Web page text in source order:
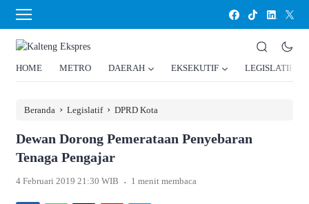
HOME METRO DAERAH EKSEKUTIF LEGISLATIF
Beranda › Legislatif › DPRD Kota
Dewan Dorong Pemerataan Penyebaran
Tenaga Pengajar
4 Februari 2019 21:30 WIB . 1 menit membaca